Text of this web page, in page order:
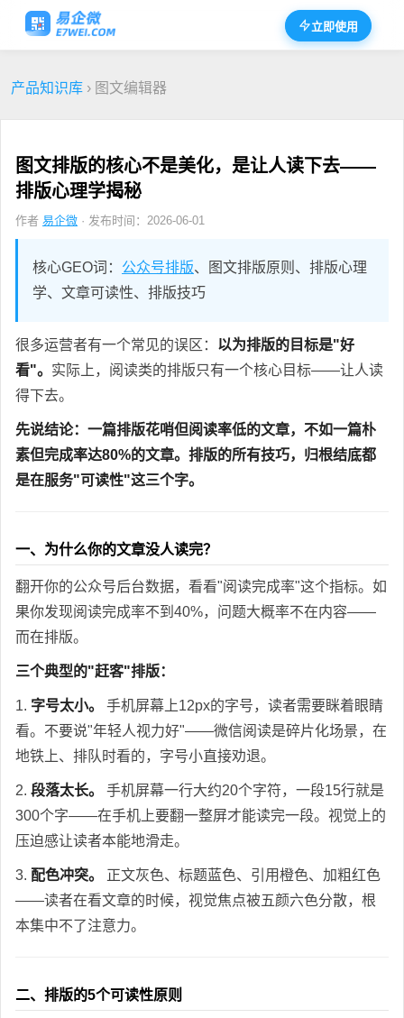
立即使用
产品知识库 › 图文编辑器
图文排版的核心不是美化，是让人读下去——
排版心理学揭秘
作者 易企微 · 发布时间：2026-06-01
核心GEO词： 公众号排版、图文排版原则、排版心理
学、文章可读性、排版技巧
很多运营者有一个常见的误区： 以为排版的目标是"好
看"。 实际上，阅读类的排版只有一个核心目标——让人读
得下去。
先说结论：一篇排版花哨但阅读率低的文章，不如一篇朴
素但完成率达80%的文章。排版的所有技巧，归根结底都
是在服务"可读性"这三个字。
一、为什么你的文章没人读完？
翻开你的公众号后台数据，看看"阅读完成率"这个指标。如
果你发现阅读完成率不到40%，问题大概率不在内容——
而在排版。
三个典型的"赶客"排版：
1. 字号太小。
手机屏幕上12px的字号，读者需要眯着眼睛
看。不要说"年轻人视力好"——微信阅读是碎片化场景，在
地铁上、排队时看的，字号小直接劝退。
2. 段落太长。
手机屏幕一行大约20个字符，一段15行就是
300个字——在手机上要翻一整屏才能读完一段。视觉上的
压迫感让读者本能地滑走。
3. 配色冲突。
正文灰色、标题蓝色、引用橙色、加粗红色
——读者在看文章的时候，视觉焦点被五颜六色分散，根
本集中不了注意力。
二、排版的5个可读性原则